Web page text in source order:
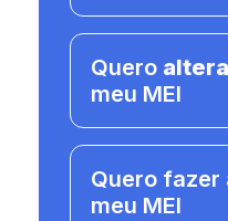
Quero
meu MEI
Quero fazer
meu MEI